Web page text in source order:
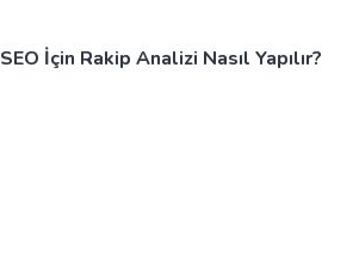
SEO İçin Rakip Analizi Nasıl Yapılır?